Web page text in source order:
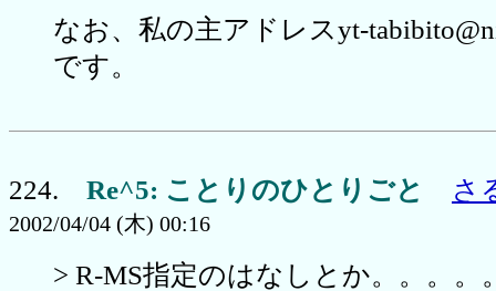
なお、私の主アドレスyt-
です。
224. Re^5: ことりのひとりごと さ
2002/04/04 (木) 00:16
> R-MS指定のはなしとか。。。。